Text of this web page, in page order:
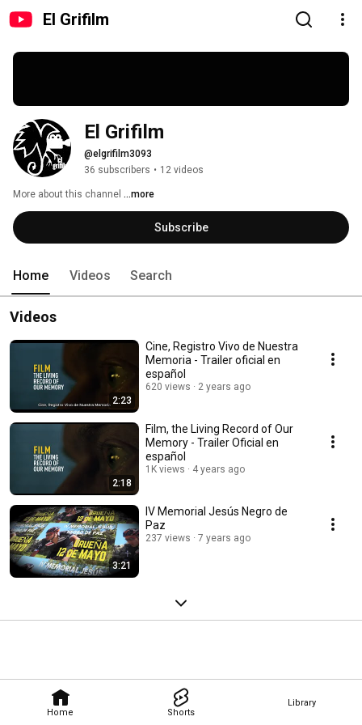
El Grifilm
Home Shorts
Library
El Grifilm
@elgrifilm3093
36 subscribers • 12 videos
More about this channel ...more
Subscribe
Home Videos Search
Videos
2:23
Cine, Registro Vivo de Nuestra
Memoria - Trailer oficial en
español
620 views 2 years ago
2:18
Film, the Living Record of Our
Memory - Trailer Oficial en
español
1K views 4 years ago
3:21
IV Memorial Jesús Negro de
Paz
237 views 7 years ago